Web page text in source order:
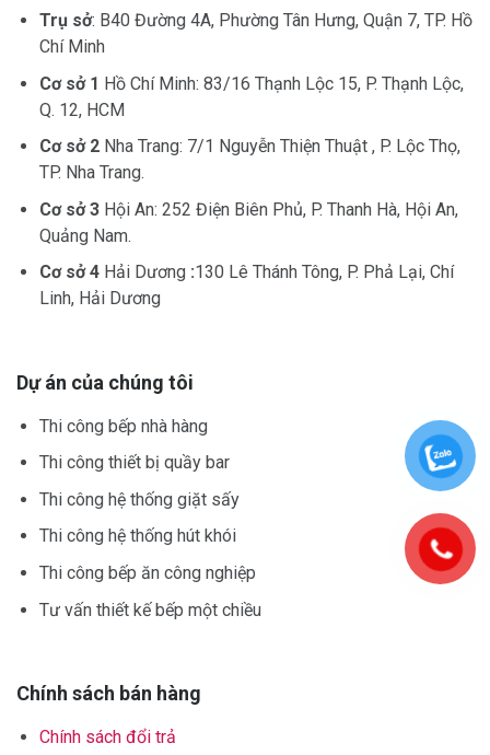
Trụ sở: B40 Đường 4A, Phường Tân Hưng, Quận 7, TP. Hồ
Chí Minh
Cơ sở 1 Hồ Chí Minh: 83/16 Thạnh Lộc 15, P. Thạnh Lộc,
Q. 12, HCM
Cơ sở 2Nha Trang: 7/1 Nguyễn Thiện Thuật , P. Lộc Thọ,
TP. Nha Trang.
Cơ sở 3Hội An: 252 Điện Biên Phủ, P. Thanh Hà, Hội An,
Quảng Nam.
Cơ sở 4 Hải Dương :130 Lê Thánh Tông, P. Phả Lại, Chí
Linh, Hải Dương
Dự án của chúng tôi
Thi công bếp nhà hàng
Thi công thiết bị quầy bar
Thi công hệ thống giặt sấy
Thi công hệ thống hút khói
Thi công bếp ăn công nghiệp
Tư vấn thiết kế bếp một chiều
Chính sách bán hàng
Chính sách đổi trả